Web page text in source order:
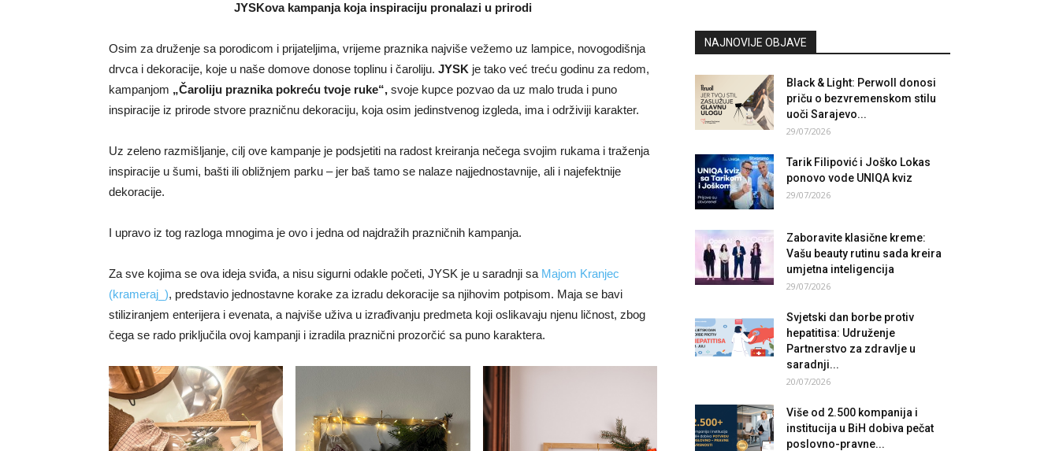
JYSKova kampanja koja inspiraciju pronalazi u prirodi
Osim za druženje sa porodicom i prijateljima, vrijeme praznika najviše vežemo uz lampice, novogodišnja
drvca i dekoracije, koje u naše domove donose toplinu i čaroliju. JYSK je tako već treću godinu za redom,
kampanjom „Čaroliju praznika pokreću tvoje ruke“, svoje kupce pozvao da uz malo truda i puno
inspiracije iz prirode stvore prazničnu dekoraciju, koja osim jedinstvenog izgleda, ima i održiviji karakter.
Uz zeleno razmišljanje, cilj ove kampanje je podsjetiti na radost kreiranja nečega svojim rukama i traženja
inspiracije u šumi, bašti ili obližnjem parku – jer baš tamo se nalaze najjednostavnije, ali i najefektnije
dekoracije.
I upravo iz tog razloga mnogima je ovo i jedna od najdražih prazničnih kampanja.
Za sve kojima se ova ideja sviđa, a nisu sigurni odakle početi, JYSK je u saradnji sa Majom Kranjec
(krameraj_), predstavio jednostavne korake za izradu dekoracije sa njihovim potpisom. Maja se bavi
stiliziranjem enterijera i evenata, a najviše uživa u izrađivanju predmeta koji oslikavaju njenu ličnost, zbog
čega se rado priključila ovoj kampanji i izradila praznični prozorčić sa puno karaktera.
NAJNOVIJE OBJAVE
Black & Light: Perwoll donosi
priču o bezvremenskom stilu
uoči Sarajevo...
29/07/2026
Tarik Filipović i Joško Lokas
ponovo vode UNIQA kviz
29/07/2026
Zaboravite klasične kreme:
Vašu beauty rutinu sada kreira
umjetna inteligencija
29/07/2026
Svjetski dan borbe protiv
hepatitisa: Udruženje
Partnerstvo za zdravlje u
saradnji...
20/07/2026
Više od 2.500 kompanija i
institucija u BiH dobiva pečat
poslovno-pravne...